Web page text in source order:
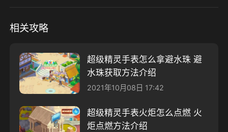
相关攻略
超级精灵手表怎么拿避水珠 避
水珠获取方法介绍
2021年10月08日 17:42
超级精灵手表火炬怎么点燃 火
炬点燃方法介绍